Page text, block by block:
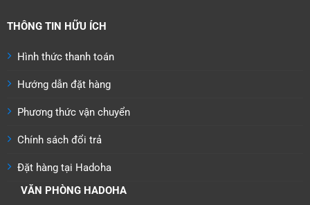
THÔNG TIN HỮU ÍCH
Hình thức thanh toán
Hướng dẫn đặt hàng
Phương thức vận chuyển
Chính sách đổi trả
Đặt hàng tại Hadoha
VĂN PHÒNG HADOHA